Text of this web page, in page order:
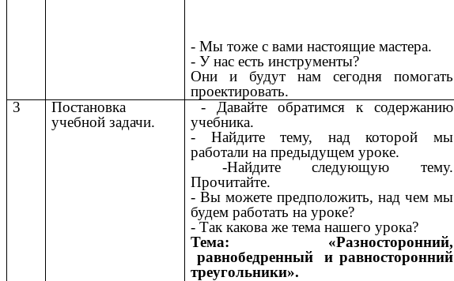
- Мы тоже с вами настоящие мастера.
- У нас есть инструменты?
Они и будут нам сегодня помогать
проектировать.
3
Постановка
учебной задачи.
- Давайте обратимся к содержанию
учебника.
- Найдите тему, над которой мы
работали на предыдущем уроке.
-Найдите следующую тему.
Прочитайте.
- Вы можете предположить, над чем мы
будем работать на уроке?
- Так какова же тема нашего урока?
Тема: «Разносторонний,
равнобедренный и равносторонний
треугольники».